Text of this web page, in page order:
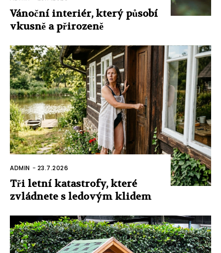
Vánoční interiér, který působí
vkusně a přirozeně
ADMIN - 23.7.2026
Tři letní katastrofy, které
zvládnete s ledovým klidem